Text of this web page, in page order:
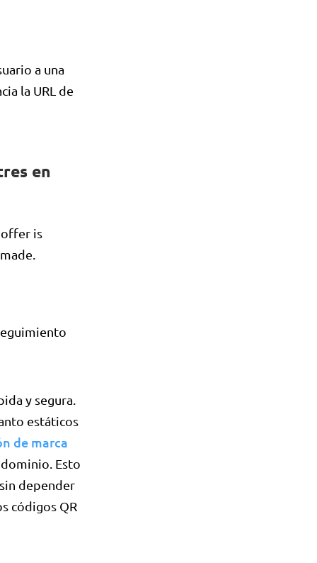
a una
la URL de
en
is
y segura.
estáticos
de marca
Esto
depender
códigos QR